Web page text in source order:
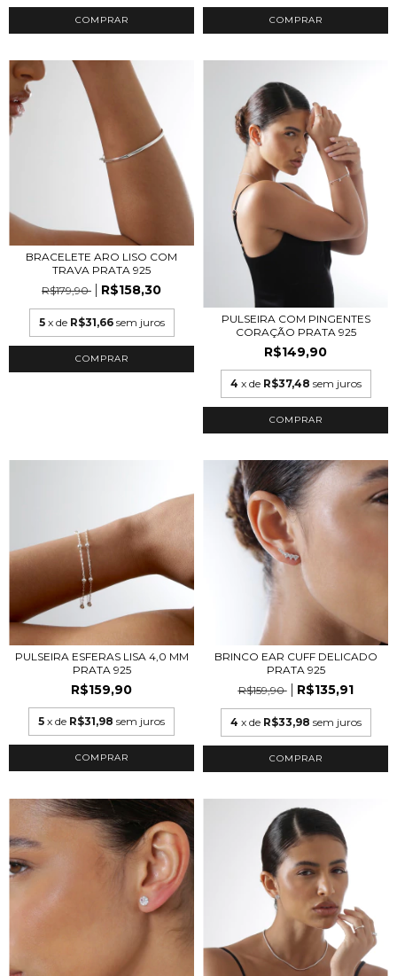
BRACELETE ARO LISO COM
TRAVA PRATA 925
R$179,90
R$158,30
5 x de R$31,66 sem juros
PULSEIRA COM PINGENTES
CORAÇÃO PRATA 925
R$149,90
4 x de R$37,48 sem juros
PULSEIRA ESFERAS LISA 4,0 MM
PRATA 925
R$159,90
5 x de R$31,98 sem juros
BRINCO EAR CUFF DELICADO
PRATA 925
R$159,90
R$135,91
4 x de R$33,98 sem juros